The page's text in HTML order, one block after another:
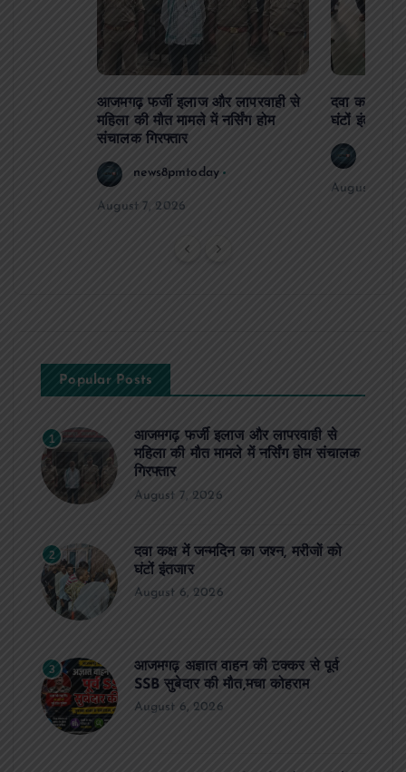
आजमगढ़ फर्जी इलाज और लापरवाही से
महिला की मौत मामले में नर्सिंग होम
संचालक गिरफ्तार
news8pmtoday
August 7, 2026
दवा कक्ष में
घंटों इंतजार
August 6,
Popular Posts
1
आजमगढ़ फर्जी इलाज और लापरवाही से
महिला की मौत मामले में नर्सिंग होम संचालक
गिरफ्तार
August 7, 2026
2
दवा कक्ष में जन्मदिन का जश्न, मरीजों को
घंटों इंतजार
August 6, 2026
3
आजमगढ़ अज्ञात वाहन की टक्कर से पूर्व
SSB सुबेदार की मौत,मचा कोहराम
August 6, 2026